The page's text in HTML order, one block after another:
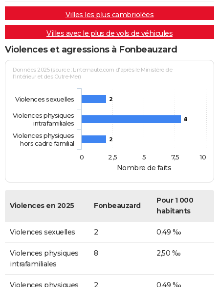
Villes les plus cambriolées
Villes avec le plus de vols de véhicules
Violences et agressions à Fonbeauzard
Nombre de faits
Données 2025 (source : Linternaute.com d'après le Ministère de
l'Intérieur et des Outre-Mer)
2
8
2
Violences sexuelles
Violences physiques
intrafamiliales
Violences physiques
hors cadre familial
0
10
2,5 5 7,5
Violences en 2025 Fonbeauzard
Pour 1 000
habitants
Violences sexuelles 2 0,49 ‰
Violences physiques
intrafamiliales
8 2,50 ‰
Violences physiques
2 0,49 ‰